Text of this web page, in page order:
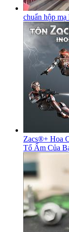
chuẩn hộp mạ
Zacs®+ Hoa
Tổ Ấm Của